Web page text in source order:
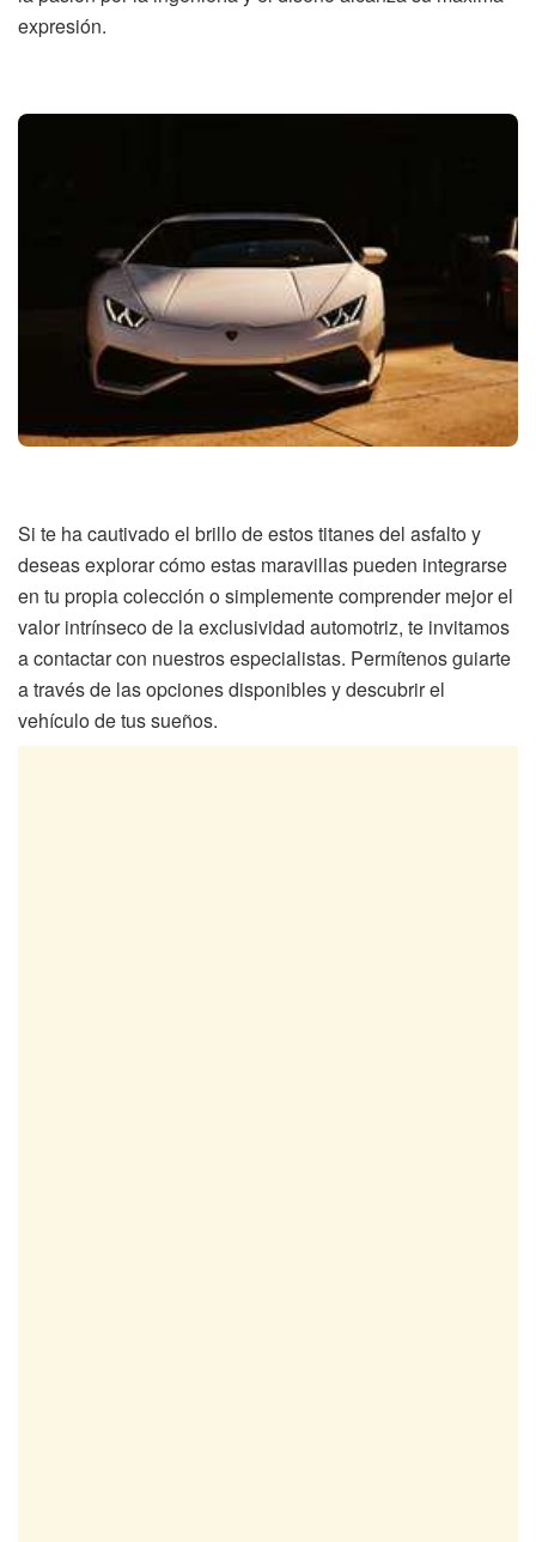
expresión.
Si te ha cautivado el brillo de estos titanes del asfalto y
deseas explorar cómo estas maravillas pueden integrarse
en tu propia colección o simplemente comprender mejor el
valor intrínseco de la exclusividad automotriz, te invitamos
a contactar con nuestros especialistas. Permítenos guiarte
a través de las opciones disponibles y descubrir el
vehículo de tus sueños.